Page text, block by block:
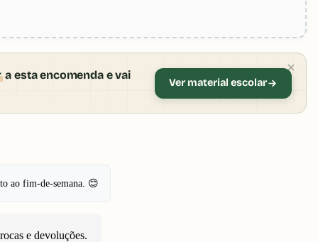
a esta encomenda e vai
Ver material escolar
ao fim-de-semana. 😊
e devoluções.